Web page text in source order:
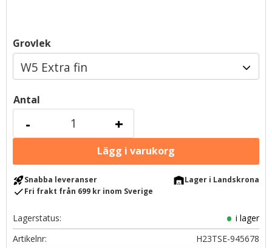
Grovlek
Antal
+
-
rocket_launchSnabba leveranser warehouseLager i Landskrona
checkFri frakt från 699 kr inom Sverige
Lagerstatus
i lager
Artikelnr
H23TSE-945678